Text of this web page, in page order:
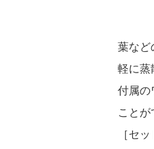
葉など
軽に蒸
付属の
こと
［セッ